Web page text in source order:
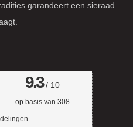
garandeert een sieraad
9.3/ 10
op basis van 308